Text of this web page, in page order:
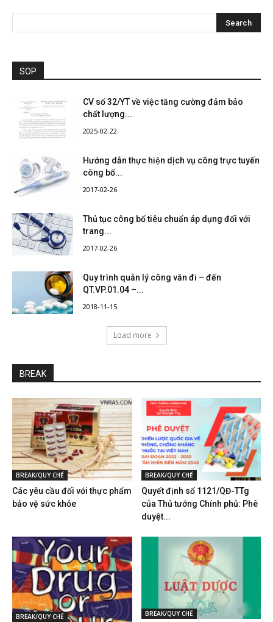
SOP
CV số 32/YT về việc tăng cường đảm bảo
chất lượng...
2025-02-22
Hướng dẫn thực hiện dịch vụ công trực tuyến
công bố...
2017-02-26
Thủ tục công bố tiêu chuẩn áp dụng đối với
trang...
2017-02-26
Quy trình quản lý công văn đi – đến
QT.VP.01.04 –...
2018-11-15
Load more
BREAK
BREAK/QUY CHẾ
Các yêu cầu đối với thực phẩm
bảo vệ sức khỏe
BREAK/QUY CHẾ
Quyết định số 1121/QĐ-TTg
của Thủ tướng Chính phủ: Phê
duyệt...
BREAK/QUY CHẾ BREAK/QUY CHẾ